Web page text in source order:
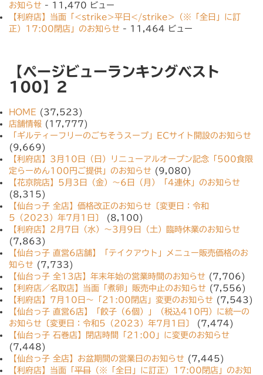
お知らせ - 11,470 ビュー
【利府店】当面「<strike>平日</strike>（※「全日」に訂
正）17:00閉店」のお知らせ - 11,464 ビュー
【ページビューランキングベスト
100】2
HOME (37,523)
店舗情報 (17,777)
「ギルティーフリーのごちそうスープ」ECサイト開設のお知らせ
(9,669)
【利府店】3月10日（日）リニューアルオープン記念「500食限
定らーめん100円ご提供」のお知らせ (9,080)
【花京院店】5月3日（金）〜6日（月）「4連休」のお知らせ
(8,315)
【仙台っ子 全店】価格改正のお知らせ〔変更日：令和
5（2023）年7月1日〕
(8,100)
【利府店】2月7日（水）〜3月9日（土）臨時休業のお知らせ
(7,863)
【仙台っ子 直営6店舗】「テイクアウト」メニュー販売価格のお
知らせ (7,733)
【仙台っ子 全13店】年末年始の営業時間のお知らせ (7,706)
【利府店／名取店】当面「煮卵」販売中止のお知らせ (7,556)
【利府店】7月10日〜「21:00閉店」変更のお知らせ (7,543)
【仙台っ子 直営6店】「餃子（6個）」（税込410円）に統一の
お知らせ〔変更日：令和5（2023）年7月1日〕
(7,474)
【仙台っ子 石巻店】閉店時間「21:00」に変更のお知らせ
(7,448)
【仙台っ子 全店】お盆期間の営業日のお知らせ (7,445)
【利府店】当面「平日 （※「全日」に訂正）17:00閉店」のお知